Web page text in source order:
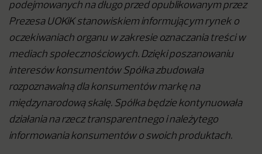
podejmowanych na długo przed opublikowanym przez
Prezesa UOKiK stanowiskiem informującym rynek o
oczekiwaniach organu w zakresie oznaczania treści w
mediach społecznościowych. Dzięki poszanowaniu
interesów konsumentów Spółka zbudowała
rozpoznawalną dla konsumentów markę na
międzynarodową skalę. Spółka będzie kontynuowała
działania na rzecz transparentnego i należytego
informowania konsumentów o swoich produktach.